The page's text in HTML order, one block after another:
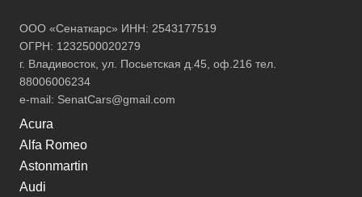
ООО «Сенаткарс» ИНН: 2543177519
ОГРН: 1232500020279
г. Владивосток, ул. Посьетская д.45, оф.216 тел.
88006006234
e-mail: SenatCars@gmail.com
Acura
Alfa Romeo
Astonmartin
Audi